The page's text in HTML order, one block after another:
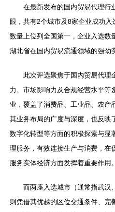
在最新发布的国内贸易代理行
眼，共有2个城市及8家企业成功
数量上位列全国第一，企业入选数
湖北省在国内贸易流通领域的强劲
此次评选聚焦于国内贸易代理
力、市场影响力及合规经营水平等
业，覆盖了消费品、工业品、农产
其业务布局的广度与深度，也反映
数字化转型等方面的积极探索与显
理服务，有效连接生产与消费，在
服务实体经济方面发挥着重要作用。
而两座入选城市（通常指武汉
则凭借其优越的区位交通条件、完